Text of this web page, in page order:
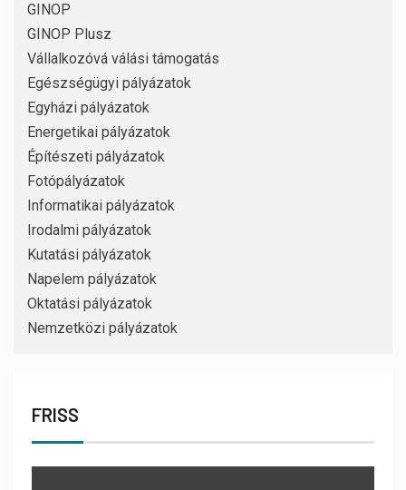
GINOP
GINOP Plusz
Vállalkozóvá válási támogatás
Egészségügyi pályázatok
Egyházi pályázatok
Energetikai pályázatok
Építészeti pályázatok
Fotópályázatok
Informatikai pályázatok
Irodalmi pályázatok
Kutatási pályázatok
Napelem pályázatok
Oktatási pályázatok
Nemzetközi pályázatok
FRISS